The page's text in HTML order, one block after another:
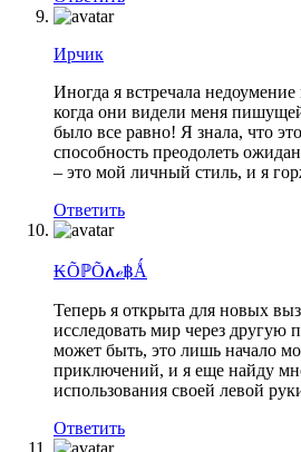
Ирчик
Иногда я встречала
когда они видели меня
было все равно! Я знала, что
способность преодолеть
– это мой личный стиль, и я
Ответить
₭ÕℙÕለℯ฿Ǻ
Теперь я открыта для новых
исследовать мир через другую
может быть, это лишь начало
приключений, и я еще найду
использования своей левой
Ответить